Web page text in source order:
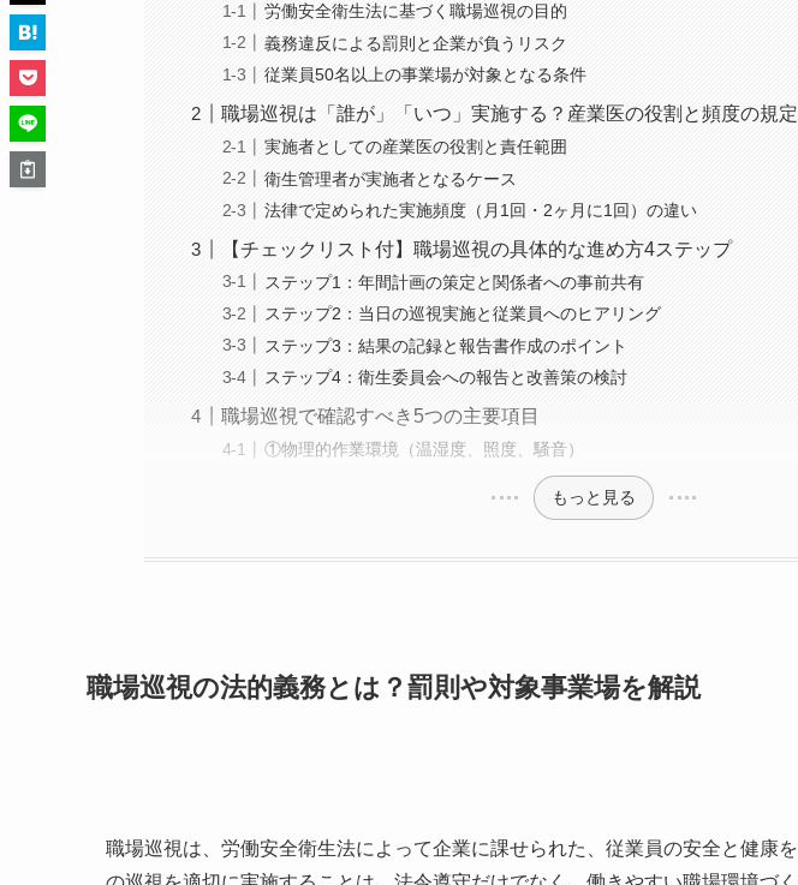
労働安全衛生法に基づく職場巡視の目的
義務違反による罰則と企業が負うリスク
従業員50名以上の事業場が対象となる条件
職場巡視は「誰が」「いつ」実施する？産業医の役割と頻度の規定
実施者としての産業医の役割と責任範囲
衛生管理者が実施者となるケース
法律で定められた実施頻度（月1回・2ヶ月に1回）の違い
【チェックリスト付】職場巡視の具体的な進め方4ステップ
ステップ1：年間計画の策定と関係者への事前共有
ステップ2：当日の巡視実施と従業員へのヒアリング
ステップ3：結果の記録と報告書作成のポイント
ステップ4：衛生委員会への報告と改善策の検討
職場巡視で確認すべき5つの主要項目
①物理的作業環境（温湿度、照度、騒音）
もっと見る
職場巡視の法的義務とは？罰則や対象事業場を解説